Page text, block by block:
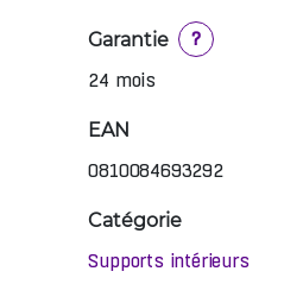
Garantie
?
24 mois
EAN
0810084693292
Catégorie
Supports intérieurs